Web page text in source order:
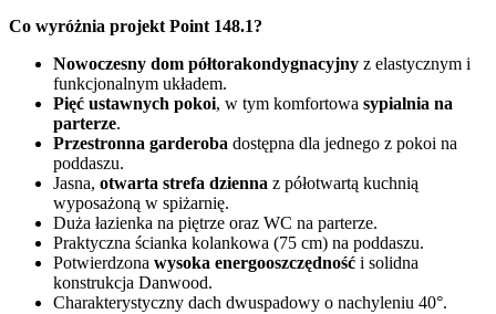
Co wyróżnia projekt Point 148.1?
Nowoczesny dom półtorakondygnacyjny z elastycznym i
funkcjonalnym układem.
Pięć ustawnych pokoi, w tym komfortowa sypialnia na
parterze.
Przestronna garderoba dostępna dla jednego z pokoi na
poddaszu.
Jasna, otwarta strefa dzienna z półotwartą kuchnią
wyposażoną w spiżarnię.
Duża łazienka na piętrze oraz WC na parterze.
Praktyczna ścianka kolankowa (75 cm) na poddaszu.
Potwierdzona wysoka energooszczędność i solidna
konstrukcja Danwood.
Charakterystyczny dach dwuspadowy o nachyleniu 40°.